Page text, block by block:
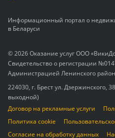
Информационный портал о
в Беларуси
© 2026 Оказание услуг ООО
Свидетельство о регистрации
Администрацией Ленинского
224030, г. Брест ул. Дзержинского,
выходной)
Договор на рекламные услуги
Политика cookie
Согласие на обработку данных